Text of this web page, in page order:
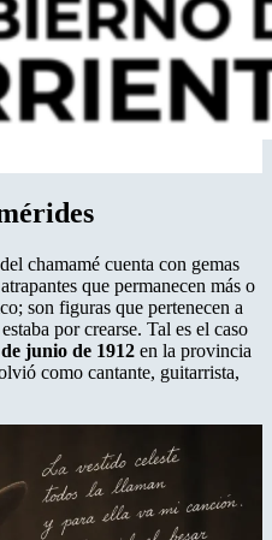
chamamé cuenta con gemas
que permanecen más o
son figuras que pertenecen a
por crearse. Tal es el caso
junio de 1912 en la provincia
como cantante, guitarrista,